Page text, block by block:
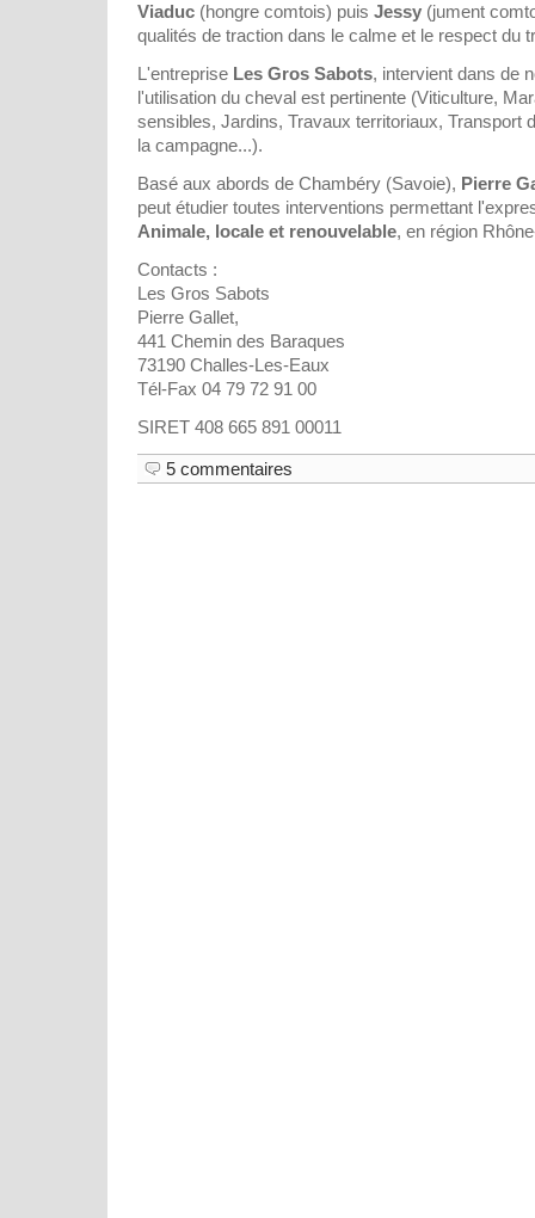
Viaduc (hongre comtois) puis Jessy (jument
qualités de traction dans le calme et le respect du
L'entreprise Les Gros Sabots, intervient dans de
l'utilisation du cheval est pertinente (Viticulture,
sensibles, Jardins, Travaux territoriaux, Transport
la campagne...).
Basé aux abords de Chambéry (Savoie), Pierre
peut étudier toutes interventions permettant
Animale, locale et renouvelable, en région
Contacts :
Les Gros Sabots
Pierre Gallet,
441 Chemin des Baraques
73190 Challes-Les-Eaux
Tél-Fax 04 79 72 91 00
SIRET 408 665 891 00011
5 commentaires